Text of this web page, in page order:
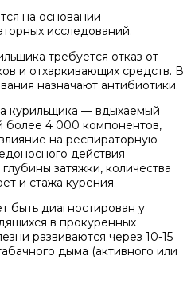
на основании
исследований.
требуется отказ от
и отхаркивающих средств. В
назначают антибиотики.
курильщика — вдыхаемый
4 000 компонентов,
на респираторную
действия
затяжки, количества
и стажа курения.
быть диагностирован у
в прокуренных
развиваются через 10-15
дыма (активного или